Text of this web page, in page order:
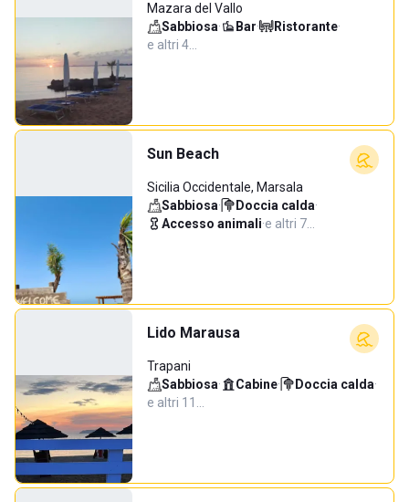
Mazara del Vallo
Sabbiosa· Bar· Ristorante·
e altri 4…
Sun Beach
Sicilia Occidentale, Marsala
Sabbiosa· Doccia calda·
Accesso animali·e altri 7…
Lido Marausa
Trapani
Sabbiosa· Cabine· Doccia calda·
e altri 11…